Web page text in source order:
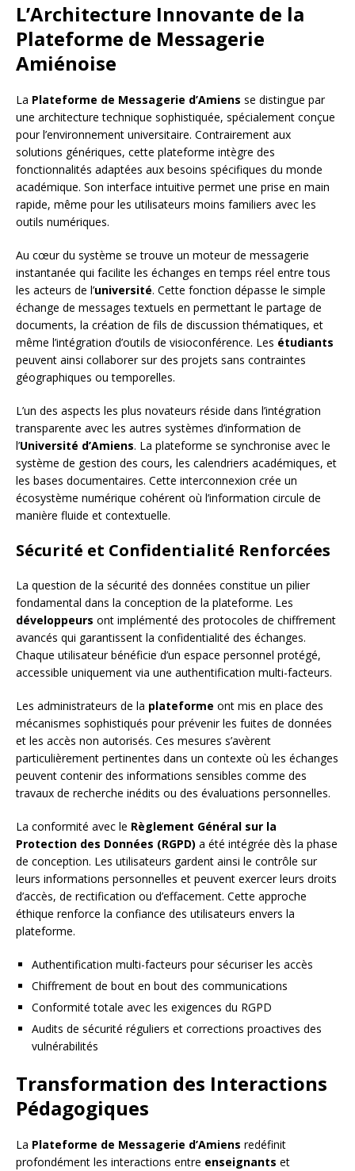
L’Architecture Innovante de la
Plateforme de Messagerie
Amiénoise
La Plateforme de Messagerie d’Amiens se distingue par
une architecture technique sophistiquée, spécialement conçue
pour l’environnement universitaire. Contrairement aux
solutions génériques, cette plateforme intègre des
fonctionnalités adaptées aux besoins spécifiques du monde
académique. Son interface intuitive permet une prise en main
rapide, même pour les utilisateurs moins familiers avec les
outils numériques.
Au cœur du système se trouve un moteur de messagerie
instantanée qui facilite les échanges en temps réel entre tous
les acteurs de l’université. Cette fonction dépasse le simple
échange de messages textuels en permettant le partage de
documents, la création de fils de discussion thématiques, et
même l’intégration d’outils de visioconférence. Les étudiants
peuvent ainsi collaborer sur des projets sans contraintes
géographiques ou temporelles.
L’un des aspects les plus novateurs réside dans l’intégration
transparente avec les autres systèmes d’information de
l’Université d’Amiens. La plateforme se synchronise avec le
système de gestion des cours, les calendriers académiques, et
les bases documentaires. Cette interconnexion crée un
écosystème numérique cohérent où l’information circule de
manière fluide et contextuelle.
Sécurité et Confidentialité Renforcées
La question de la sécurité des données constitue un pilier
fondamental dans la conception de la plateforme. Les
développeurs ont implémenté des protocoles de chiffrement
avancés qui garantissent la confidentialité des échanges.
Chaque utilisateur bénéficie d’un espace personnel protégé,
accessible uniquement via une authentification multi-facteurs.
Les administrateurs de la plateforme ont mis en place des
mécanismes sophistiqués pour prévenir les fuites de données
et les accès non autorisés. Ces mesures s’avèrent
particulièrement pertinentes dans un contexte où les échanges
peuvent contenir des informations sensibles comme des
travaux de recherche inédits ou des évaluations personnelles.
La conformité avec le Règlement Général sur la
Protection des Données (RGPD) a été intégrée dès la phase
de conception. Les utilisateurs gardent ainsi le contrôle sur
leurs informations personnelles et peuvent exercer leurs droits
d’accès, de rectification ou d’effacement. Cette approche
éthique renforce la confiance des utilisateurs envers la
plateforme.
Authentification multi-facteurs pour sécuriser les accès
Chiffrement de bout en bout des communications
Conformité totale avec les exigences du RGPD
Audits de sécurité réguliers et corrections proactives des
vulnérabilités
Transformation des Interactions
Pédagogiques
La Plateforme de Messagerie d’Amiens redéfinit
profondément les interactions entre enseignants et